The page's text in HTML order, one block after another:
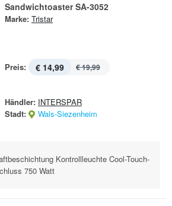
Sandwichtoaster SA-3052
Marke: Tristar
Preis: € 14,99 € 19,99
Händler: INTERSPAR
Stadt:
Wals-Siezenheim
Kontrollleuchte Cool-Touch-
750 Watt